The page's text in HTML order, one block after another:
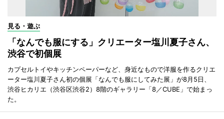
見る・遊ぶ
「なんでも服にする」クリエーター塩川夏子さん、
渋谷で初個展
カプセルトイやキッチンペーパーなど、身近なもので洋服を作るクリエ
ーター塩川夏子さん初の個展「なんでも服にしてみた展」が8月5日、
渋谷ヒカリエ（渋谷区渋谷2）8階のギャラリー「8／CUBE」で始まっ
た。